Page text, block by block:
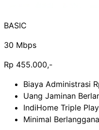
BASIC
30 Mbps
Rp 455.000,-
Biaya Administrasi
Uang Jaminan
IndiHome Triple Play
Minimal